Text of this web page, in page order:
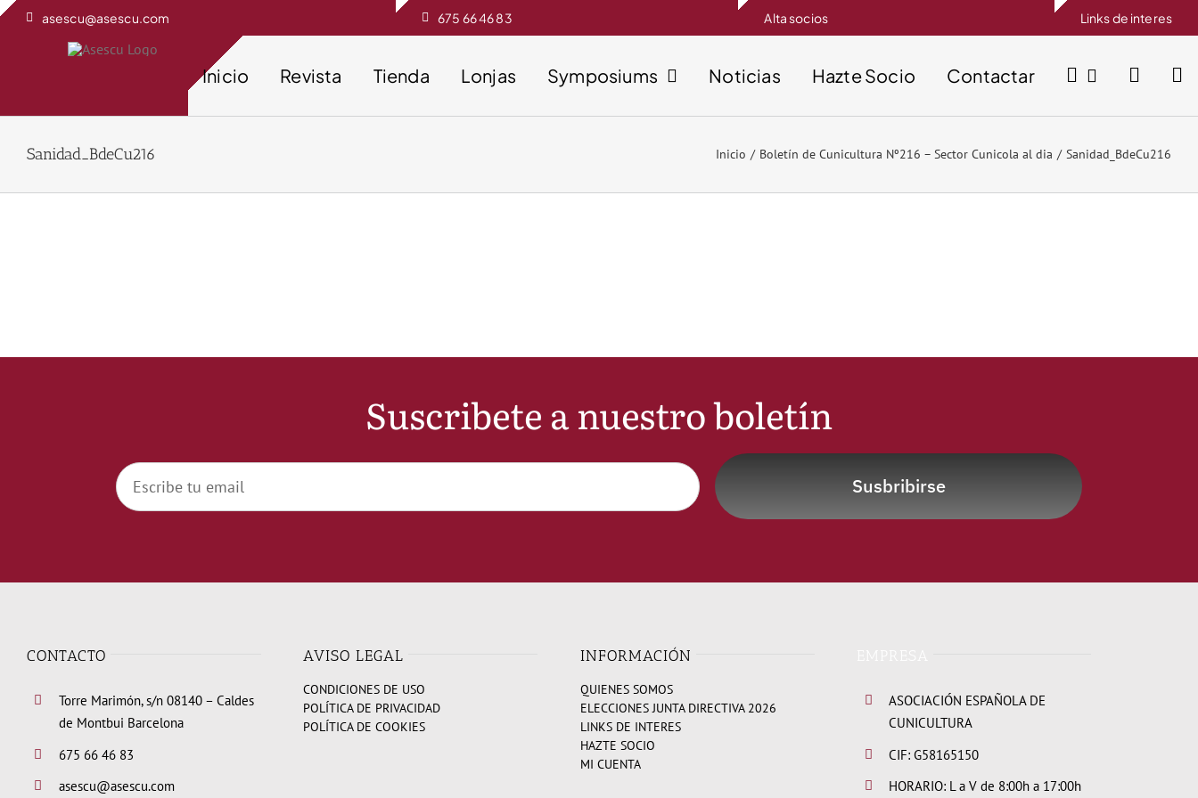
Saltar
asescu@asescu.com 675 66 46 83 Alta socios Links de interes
Inicio Revista Tienda Lonjas Symposiums Noticias Hazte Socio Contactar
Sanidad_BdeCu216 Inicio Boletín de Cunicultura Nº216 – Sector Cunicola al dia Sanidad_BdeCu216
Suscribete a nuestro boletín
Susbribirse
CONTACTO
Torre Marimón, s/n 08140 – Caldes
de Montbui Barcelona
675 66 46 83
asescu@asescu.com
AVISO LEGAL
CONDICIONES DE USO
POLÍTICA DE PRIVACIDAD
POLÍTICA DE COOKIES
INFORMACIÓN
QUIENES SOMOS
ELECCIONES JUNTA DIRECTIVA 2026
LINKS DE INTERES
HAZTE SOCIO
MI CUENTA
ASOCIACIÓN ESPAÑOLA DE
CUNICULTURA
CIF: G58165150
HORARIO: L a V de 8:00h a 17:00h